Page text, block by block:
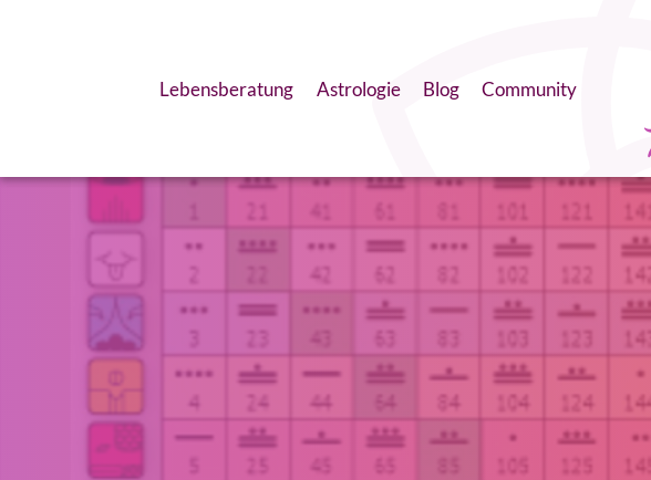
Lebensberatung Astrologie Blog Community